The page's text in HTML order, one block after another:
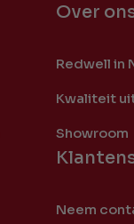
Over
Redwell in
Kwaliteit
Showroom
Neem